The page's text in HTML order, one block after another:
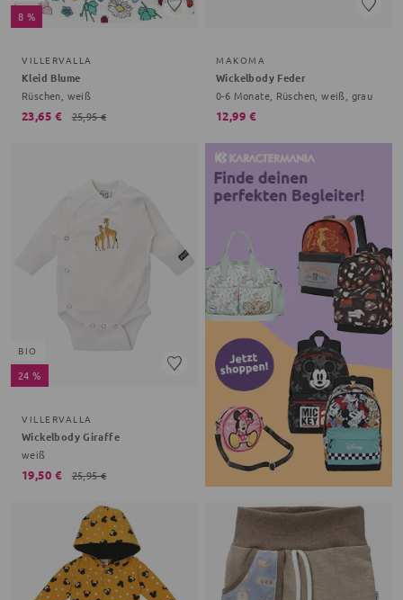
8 %
VILLERVALLA
Kleid Blume
Rüschen, weiß
23,65 € 25,95 €
MAKOMA
Wickelbody Feder
0-6 Monate, Rüschen, weiß, grau
12,99 €
BIO
24 %
VILLERVALLA
Wickelbody Giraffe
weiß
19,50 € 25,95 €